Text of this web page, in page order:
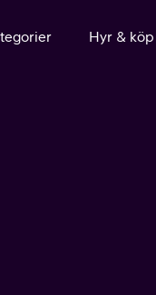
Hyr & köp